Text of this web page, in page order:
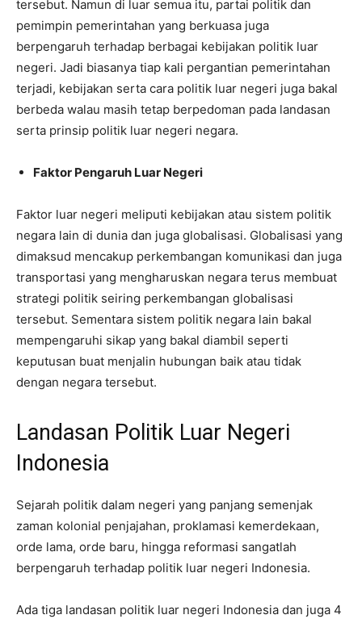
tersebut. Namun di luar semua itu, partai politik dan
pemimpin pemerintahan yang berkuasa juga
berpengaruh terhadap berbagai kebijakan politik luar
negeri. Jadi biasanya tiap kali pergantian pemerintahan
terjadi, kebijakan serta cara politik luar negeri juga bakal
berbeda walau masih tetap berpedoman pada landasan
serta prinsip politik luar negeri negara.
Faktor Pengaruh Luar Negeri
Faktor luar negeri meliputi kebijakan atau sistem politik
negara lain di dunia dan juga globalisasi. Globalisasi yang
dimaksud mencakup perkembangan komunikasi dan juga
transportasi yang mengharuskan negara terus membuat
strategi politik seiring perkembangan globalisasi
tersebut. Sementara sistem politik negara lain bakal
mempengaruhi sikap yang bakal diambil seperti
keputusan buat menjalin hubungan baik atau tidak
dengan negara tersebut.
Landasan Politik Luar Negeri
Indonesia
Sejarah politik dalam negeri yang panjang semenjak
zaman kolonial penjajahan, proklamasi kemerdekaan,
orde lama, orde baru, hingga reformasi sangatlah
berpengaruh terhadap politik luar negeri Indonesia.
Ada tiga landasan politik luar negeri Indonesia dan juga 4